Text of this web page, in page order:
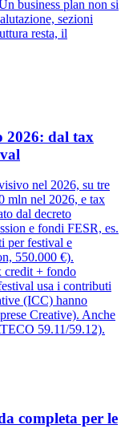
business plan non si
sezioni
resta, il
2026: dal tax
nel 2026, su tre
mln nel 2026, e tax
dal decreto
e fondi FESR, es.
per festival e
550.000 €).
credit + fondo
usa i contributi
(ICC) hanno
Creative). Anche
59.11/59.12).
completa per le